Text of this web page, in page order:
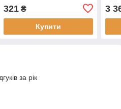
321₴
Купити
3
за рік